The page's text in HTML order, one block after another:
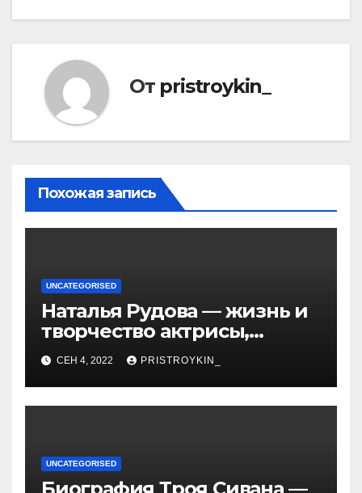
От pristroykin_
Похожая запись
UNCATEGORISED
Наталья Рудова — жизнь и
творчество актрисы,
популярные фильмы и
личные подробности
СЕН 4, 2022 PRISTROYKIN_
UNCATEGORISED